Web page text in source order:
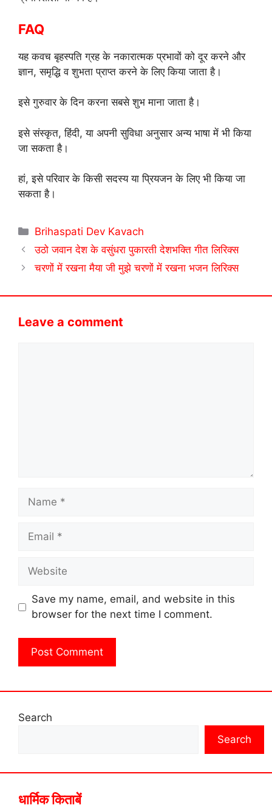
FAQ
यह कवच बृहस्पति ग्रह के नकारात्मक प्रभावों को दूर करने और
ज्ञान, समृद्धि व शुभता प्राप्त करने के लिए किया जाता है।
इसे गुरुवार के दिन करना सबसे शुभ माना जाता है।
इसे संस्कृत, हिंदी, या अपनी सुविधा अनुसार अन्य भाषा में भी किया
जा सकता है।
हां, इसे परिवार के किसी सदस्य या प्रियजन के लिए भी किया जा
सकता है।
Categories
Brihaspati Dev Kavach
उठो जवान देश के वसुंधरा पुकारती देशभक्ति गीत लिरिक्स
चरणों में रखना मैया जी मुझे चरणों में रखना भजन लिरिक्स
Leave a comment
Name
Email
Website
Save my name, email, and website in this
browser for the next time I comment.
Search
Search
धार्मिक किताबें